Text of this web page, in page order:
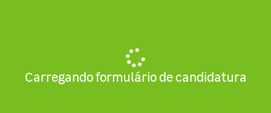
Carregando formulário de candidatura